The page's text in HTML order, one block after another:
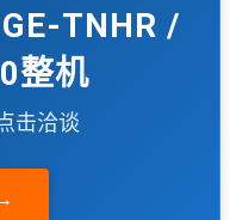
TNHR /
整机
击洽谈